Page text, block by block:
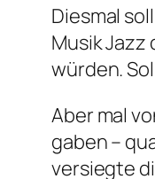
Diesmal
Musik
würden.
Aber mal
gaben –
versiegte